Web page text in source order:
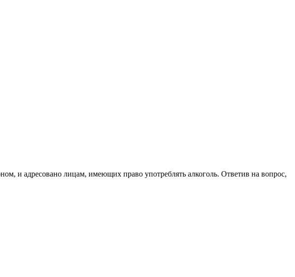
и адресовано лицам, имеющих право употреблять алкоголь. Ответив на вопрос,